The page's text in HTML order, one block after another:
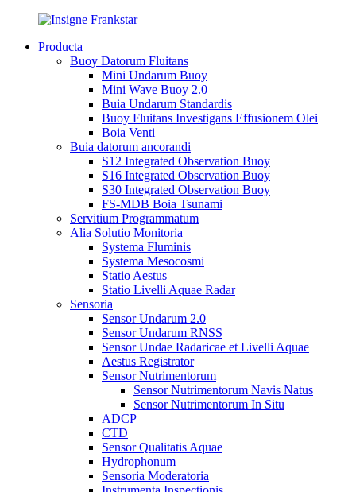
Producta
Buoy Datorum Fluitans
Mini Undarum Buoy
Mini Wave Buoy 2.0
Buia Undarum Standardis
Buoy Fluitans Investigans Effusionem Olei
Boia Venti
Buia datorum ancorandi
S12 Integrated Observation Buoy
S16 Integrated Observation Buoy
S30 Integrated Observation Buoy
FS-MDB Boia Tsunami
Servitium Programmatum
Alia Solutio Monitoria
Systema Fluminis
Systema Mesocosmi
Statio Aestus
Statio Livelli Aquae Radar
Sensoria
Sensor Undarum 2.0
Sensor Undarum RNSS
Sensor Undae Radaricae et Livelli Aquae
Aestus Registrator
Sensor Nutrimentorum
Sensor Nutrimentorum Navis Natus
Sensor Nutrimentorum In Situ
ADCP
CTD
Sensor Qualitatis Aquae
Hydrophonum
Sensoria Moderatoria